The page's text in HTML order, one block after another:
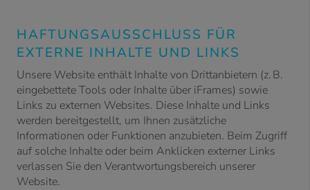
HAFTUNGSAUSSCHLUSS FÜR
EXTERNE INHALTE UND LINKS
Unsere Website enthält Inhalte von Drittanbietern (z. B.
eingebettete Tools oder Inhalte über iFrames) sowie
Links zu externen Websites. Diese Inhalte und Links
werden bereitgestellt, um Ihnen zusätzliche
Informationen oder Funktionen anzubieten. Beim Zugriff
auf solche Inhalte oder beim Anklicken externer Links
verlassen Sie den Verantwortungsbereich unserer
Website.